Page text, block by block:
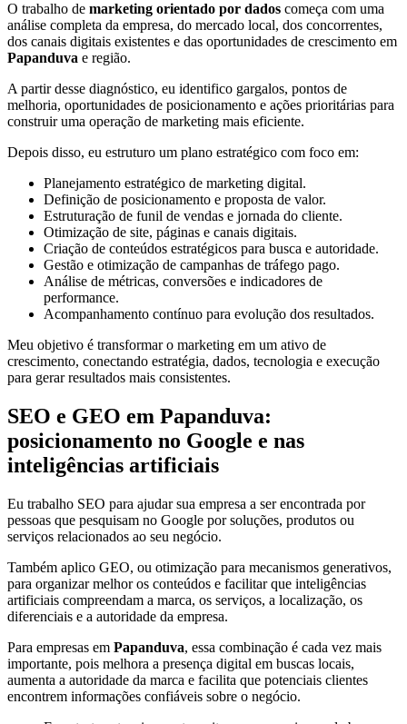
O trabalho de marketing orientado por dados começa com uma
análise completa da empresa, do mercado local, dos concorrentes,
dos canais digitais existentes e das oportunidades de crescimento em
Papanduva e região.
A partir desse diagnóstico, eu identifico gargalos, pontos de
melhoria, oportunidades de posicionamento e ações prioritárias para
construir uma operação de marketing mais eficiente.
Depois disso, eu estruturo um plano estratégico com foco em:
Planejamento estratégico de marketing digital.
Definição de posicionamento e proposta de valor.
Estruturação de funil de vendas e jornada do cliente.
Otimização de site, páginas e canais digitais.
Criação de conteúdos estratégicos para busca e autoridade.
Gestão e otimização de campanhas de tráfego pago.
Análise de métricas, conversões e indicadores de
performance.
Acompanhamento contínuo para evolução dos resultados.
Meu objetivo é transformar o marketing em um ativo de
crescimento, conectando estratégia, dados, tecnologia e execução
para gerar resultados mais consistentes.
SEO e GEO em Papanduva:
posicionamento no Google e nas
inteligências artificiais
Eu trabalho SEO para ajudar sua empresa a ser encontrada por
pessoas que pesquisam no Google por soluções, produtos ou
serviços relacionados ao seu negócio.
Também aplico GEO, ou otimização para mecanismos generativos,
para organizar melhor os conteúdos e facilitar que inteligências
artificiais compreendam a marca, os serviços, a localização, os
diferenciais e a autoridade da empresa.
Para empresas em Papanduva, essa combinação é cada vez mais
importante, pois melhora a presença digital em buscas locais,
aumenta a autoridade da marca e facilita que potenciais clientes
encontrem informações confiáveis sobre o negócio.